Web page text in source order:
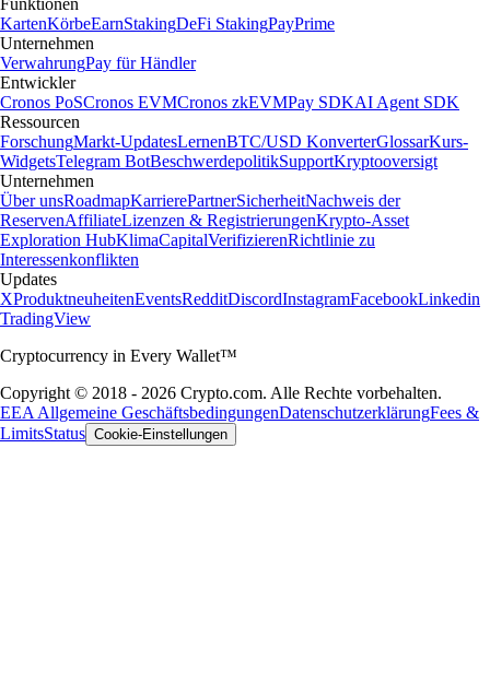
Funktionen
KartenKörbeEarnStakingDeFi StakingPayPrime
Unternehmen
VerwahrungPay für Händler
Entwickler
Cronos PoSCronos EVMCronos zkEVMPay SDKAI Agent SDK
Ressourcen
ForschungMarkt-UpdatesLernenBTC/USD KonverterGlossarKurs-
WidgetsTelegram BotBeschwerdepolitikSupportKryptooversigt
Unternehmen
Über unsRoadmapKarrierePartnerSicherheitNachweis der
ReservenAffiliateLizenzen & RegistrierungenKrypto-Asset
Exploration HubKlimaCapitalVerifizierenRichtlinie zu
Interessenkonflikten
Updates
XProduktneuheitenEventsRedditDiscordInstagramFacebookLinkedin
TradingView
Cryptocurrency in Every Wallet™
Copyright © 2018 - 2026 Crypto.com. Alle Rechte vorbehalten.
EEA Allgemeine GeschäftsbedingungenDatenschutzerklärungFees &
LimitsStatus Cookie-Einstellungen